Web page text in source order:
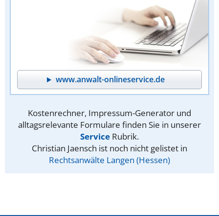
www.anwalt-onlineservice.de
Kostenrechner, Impressum-Generator und
alltagsrelevante Formulare finden Sie in unserer
Service Rubrik.
Christian Jaensch ist noch nicht gelistet in
Rechtsanwälte Langen (Hessen)